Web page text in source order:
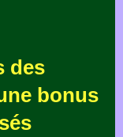
des
bonus